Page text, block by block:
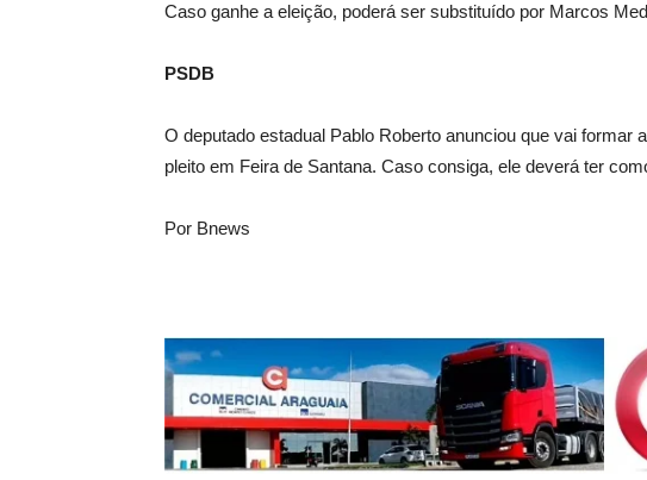
Caso ganhe a eleição, poderá ser substituído por Marcos
PSDB
O deputado estadual Pablo Roberto anunciou que vai formar
pleito em Feira de Santana. Caso consiga, ele deverá ter
Por Bnews